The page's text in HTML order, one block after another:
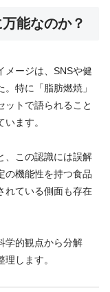
能なのか？
メージは、SNSや健
特に「脂肪燃焼」
ットで語られること
ます。
、この認識には誤解
の機能性を持つ食品
れている側面も存在
学的観点から分解
します。